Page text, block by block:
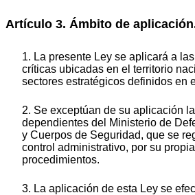
Artículo 3. Ámbito de
1. La presente Ley se aplicará a
críticas ubicadas en el territorio
sectores estratégicos definidos en
2. Se exceptúan de su aplicación
dependientes del Ministerio de
y Cuerpos de Seguridad, que se
control administrativo, por su
procedimientos.
3. La aplicación de esta Ley se